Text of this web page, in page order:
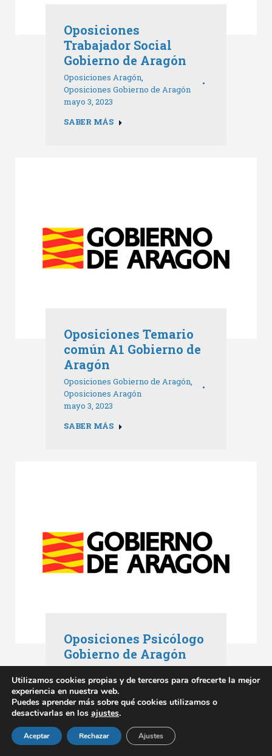
Oposiciones
Trabajador Social
Gobierno de Aragón
Oposiciones Aragón
Oposiciones Gobierno de Aragón
mayo 3, 2023
SABER MÁS
Oposiciones Temario
común A1 Gobierno de
Aragón
Oposiciones Gobierno de Aragón,
Oposiciones Aragón
mayo 3, 2023
SABER MÁS
Oposiciones Psicólogo
Gobierno de Aragón
Oposiciones Gobierno de Aragón
mayo 3, 2023
SABER MÁS
Utilizamos cookies propias y de terceros para ofrecerte la mejor
experiencia en nuestra web.
Puedes aprender más sobre qué cookies utilizamos o
desactivarlas en los ajustes.
Aceptar Rechazar Ajustes